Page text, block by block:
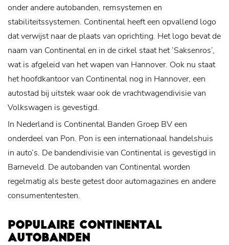
onder andere autobanden, remsystemen en
stabiliteitssystemen. Continental heeft een opvallend logo
dat verwijst naar de plaats van oprichting. Het logo bevat de
naam van Continental en in de cirkel staat het ‘Saksenros’,
wat is afgeleid van het wapen van Hannover. Ook nu staat
het hoofdkantoor van Continental nog in Hannover, een
autostad bij uitstek waar ook de vrachtwagendivisie van
Volkswagen is gevestigd.
In Nederland is Continental Banden Groep BV een
onderdeel van Pon. Pon is een internationaal handelshuis
in auto’s. De bandendivisie van Continental is gevestigd in
Barneveld. De autobanden van Continental worden
regelmatig als beste getest door automagazines en andere
consumententesten.
POPULAIRE CONTINENTAL
AUTOBANDEN